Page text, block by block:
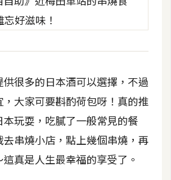
很多的日本酒可以選擇，不過
大家可要斟酌荷包呀！真的推
玩耍，吃膩了一般常見的餐
串燒小店，點上幾個串燒，再
真是人生最幸福的享受了。